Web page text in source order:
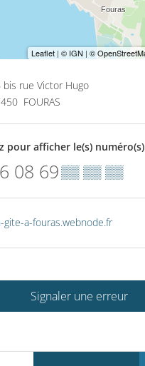
bis rue Victor Hugo
FOURAS
pour afficher le(s) numéro(s)
08 69▒▒ ▒▒ ▒▒
gite-a-fouras.webnode.fr
Signaler une erreur